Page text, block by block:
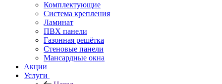
Комплектующие
Система крепления
Ламинат
ПВХ панели
Газонная решётка
Стеновые панели
Мансардные окна
Акции
Услуги